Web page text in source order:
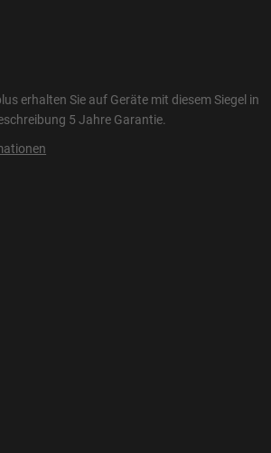
erhalten Sie auf Geräte mit diesem Siegel in
5 Jahre Garantie.